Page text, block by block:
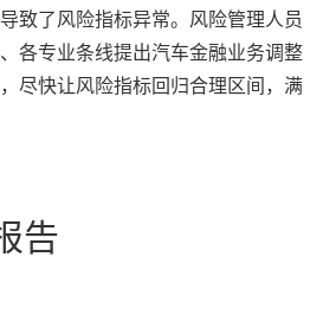
致了风险指标异常。风险管理人员
各专业条线提出汽车金融业务调整
尽快让风险指标回归合理区间，满
告